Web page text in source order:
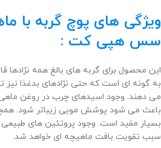
ویژگی های پوچ گربه با
سس هپی کت :
این محصول برای گربه های بالغ همه نژادها
به گونه ای است که حتی نژادهای بدغذا
می دهند. وجود اسیدهای چرب در روغن
باعث می شود پوشش مویی زیباتر شود.
بسیار مفید است. وجود پروتئین های طبیعی
سبب تقویت بافت ماهیچه ای خواهد شد.